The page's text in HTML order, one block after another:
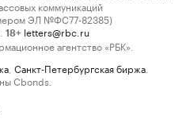
коммуникаций
ЭЛ №ФС77-82385)
18+ letters@rbc.ru
агентство «РБК».
Санкт-Петербургская биржа
Cbonds.